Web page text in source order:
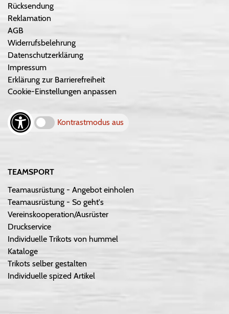
Rücksendung
Reklamation
AGB
Widerrufsbelehrung
Datenschutzerklärung
Impressum
Erklärung zur Barrierefreiheit
Cookie-Einstellungen anpassen
Kontrastmodus aus
TEAMSPORT
Teamausrüstung - Angebot einholen
Teamausrüstung - So geht's
Vereinskooperation/Ausrüster
Druckservice
Individuelle Trikots von hummel
Kataloge
Trikots selber gestalten
Individuelle spized Artikel